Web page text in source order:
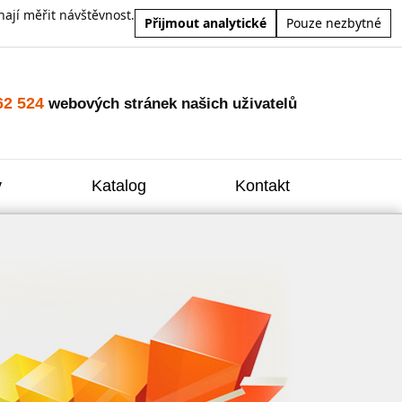
měřit návštěvnost.
Přijmout analytické Pouze nezbytné
524 webových stránek našich uživatelů
Katalog Kontakt